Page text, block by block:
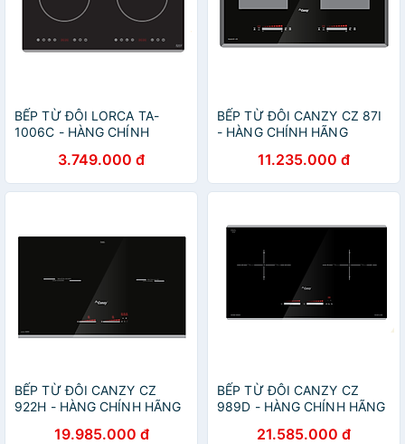
BẾP TỪ ĐÔI LORCA TA-
1006C - HÀNG CHÍNH
3.749.000 đ
BẾP TỪ ĐÔI CANZY CZ 87I
- HÀNG CHÍNH HÃNG
11.235.000 đ
BẾP TỪ ĐÔI CANZY CZ
922H - HÀNG CHÍNH HÃNG
19.985.000 đ
BẾP TỪ ĐÔI CANZY CZ
989D - HÀNG CHÍNH HÃNG
21.585.000 đ